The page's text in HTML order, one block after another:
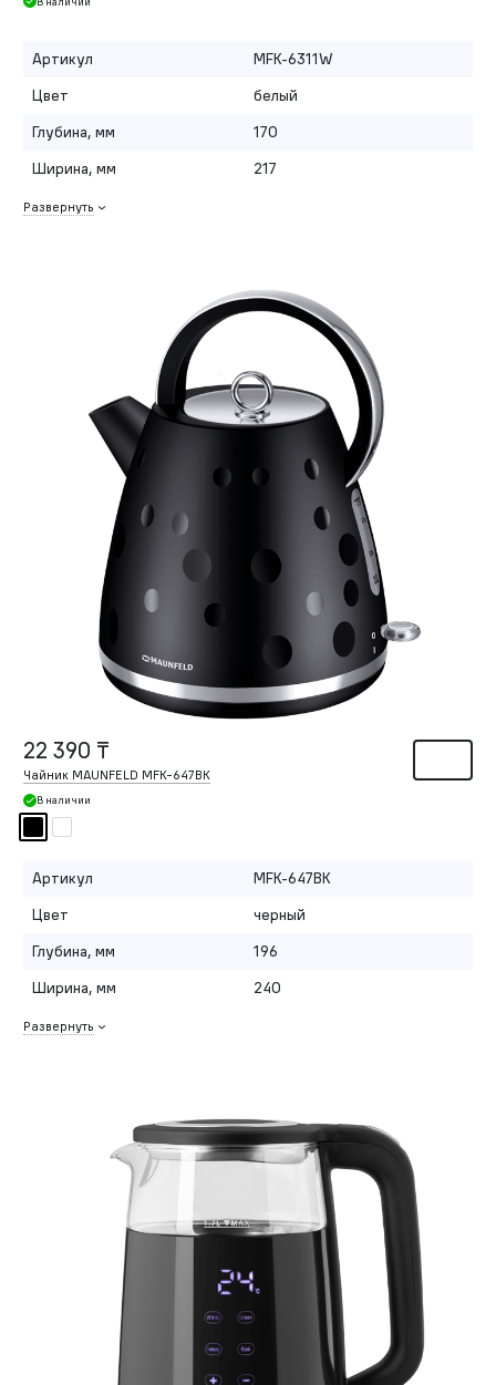
Артикул
MFK-6311W
Цвет
белый
Глубина, мм
170
Ширина, мм
217
Развернуть
22 390 ₸
Чайник MAUNFELD MFK-647BK
В наличии
Артикул
MFK-647BK
Цвет
черный
Глубина, мм
196
Ширина, мм
240
Развернуть